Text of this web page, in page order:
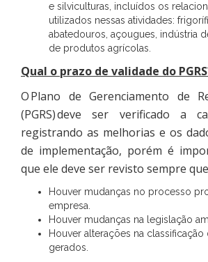
e silviculturas, incluídos os
utilizados nessas atividades:
abatedouros, açougues, indústria
de produtos agrícolas.
Qual o prazo de validade do
O Plano de Gerenciamento de
(PGRS) deve ser verificado a
registrando as melhorias e os
de implementação, porém é
que ele deve ser revisto sempre
Houver mudanças no processo
empresa.
Houver mudanças na legislação
Houver alterações na
gerados.